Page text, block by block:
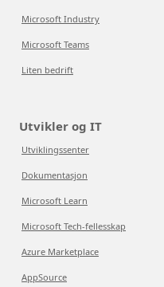
Microsoft Industry
Microsoft Teams
Liten bedrift
Utvikler og IT
Utviklingssenter
Dokumentasjon
Microsoft Learn
Microsoft Tech-fellesskap
Azure Marketplace
AppSource